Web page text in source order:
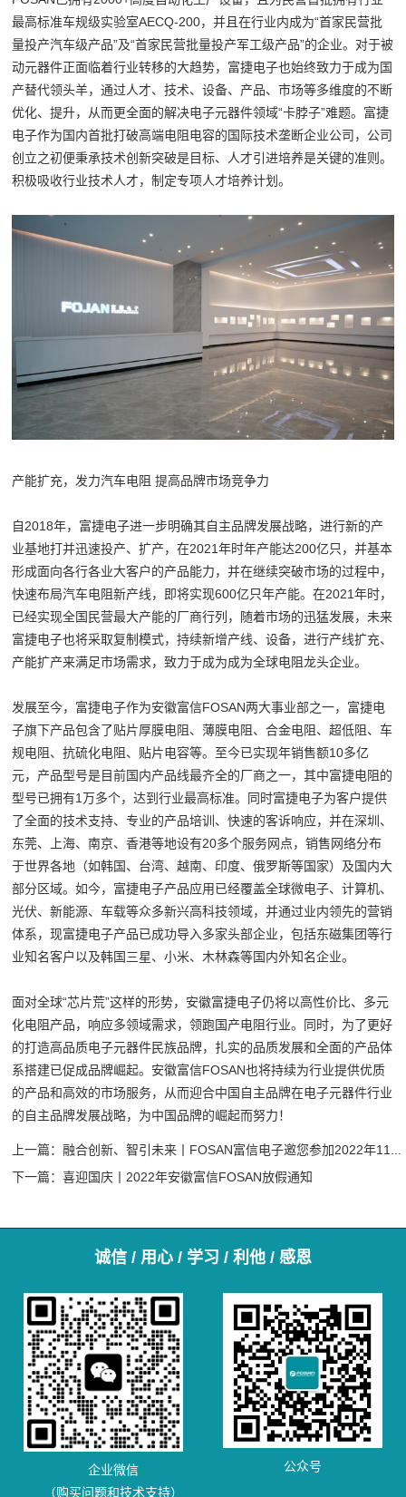
最高标准车规级实验室AECQ-200，并且在行业内成为“首家民营批
量投产汽车级产品”及“首家民营批量投产军工级产品”的企业。对于被
动元器件正面临着行业转移的大趋势，富捷电子也始终致力于成为国
产替代领头羊，通过人才、技术、设备、产品、市场等多维度的不断
优化、提升，从而更全面的解决电子元器件领域“卡脖子”难题。富捷
电子作为国内首批打破高端电阻电容的国际技术垄断企业公司，公司
创立之初便秉承技术创新突破是目标、人才引进培养是关键的准则。
积极吸收行业技术人才，制定专项人才培养计划。
产能扩充，发力汽车电阻 提高品牌市场竞争力
自2018年，富捷电子进一步明确其自主品牌发展战略，进行新的产
业基地打并迅速投产、扩产，在2021年时年产能达200亿只，并基本
形成面向各行各业大客户的产品能力，并在继续突破市场的过程中，
快速布局汽车电阻新产线，即将实现600亿只年产能。在2021年时，
已经实现全国民营最大产能的厂商行列，随着市场的迅猛发展，未来
富捷电子也将采取复制模式，持续新增产线、设备，进行产线扩充、
产能扩产来满足市场需求，致力于成为成为全球电阻龙头企业。
发展至今，富捷电子作为安徽富信FOSAN两大事业部之一，富捷电
子旗下产品包含了贴片厚膜电阻、薄膜电阻、合金电阻、超低阻、车
规电阻、抗硫化电阻、贴片电容等。至今已实现年销售额10多亿
元，产品型号是目前国内产品线最齐全的厂商之一，其中富捷电阻的
型号已拥有1万多个，达到行业最高标准。同时富捷电子为客户提供
了全面的技术支持、专业的产品培训、快速的客诉响应，并在深圳、
东莞、上海、南京、香港等地设有20多个服务网点，销售网络分布
于世界各地（如韩国、台湾、越南、印度、俄罗斯等国家）及国内大
部分区域。如今，富捷电子产品应用已经覆盖全球微电子、计算机、
光伏、新能源、车载等众多新兴高科技领域，并通过业内领先的营销
体系，现富捷电子产品已成功导入多家头部企业，包括东磁集团等行
业知名客户以及韩国三星、小米、木林森等国内外知名企业。
面对全球“芯片荒”这样的形势，安徽富捷电子仍将以高性价比、多元
化电阻产品，响应多领域需求，领跑国产电阻行业。同时，为了更好
的打造高品质电子元器件民族品牌，扎实的品质发展和全面的产品体
系搭建已促成品牌崛起。安徽富信FOSAN也将持续为行业提供优质
的产品和高效的市场服务，从而迎合中国自主品牌在电子元器件行业
的自主品牌发展战略，为中国品牌的崛起而努力！
上一篇：融合创新、智引未来丨FOSAN富信电子邀您参加2022年11...
下一篇：喜迎国庆丨2022年安徽富信FOSAN放假通知
诚信 / 用心 / 学习 / 利他 / 感恩
企业微信
（购买问题和技术支持）
公众号